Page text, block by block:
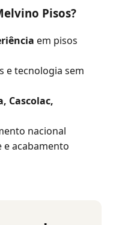
Pisos?
em pisos
e tecnologia sem
Cascolac,
nacional
acabamento